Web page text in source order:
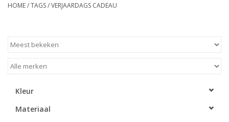
Tafelhaarden
Kaarsenhouders
LED Kaarsen
HOME/TAGS/VERJAARDAGS CADEAU
Kleur
Materiaal